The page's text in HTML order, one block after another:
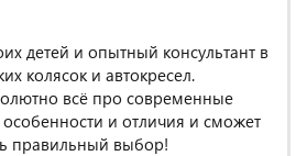
детей и опытный консультант в
колясок и автокресел.
всё про современные
особенности и отличия и сможет
правильный выбор!